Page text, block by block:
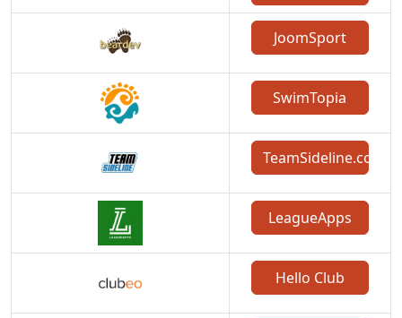
JoomSport
SwimTopia
TeamSideline.com
LeagueApps
Hello Club